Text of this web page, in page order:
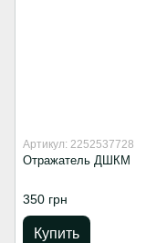
Артикул: 2252537728
Отражатель ДШКМ
350 грн
Купить